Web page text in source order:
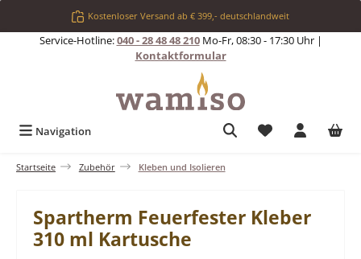
Zum Hauptinhalt springenKostenloser Versand ab € 399,- deutschlandweit
Service-Hotline:040 - 28 48 48 210Mo-Fr, 08:30 - 17:30 Uhr |
Kontaktformular
Navigation Du hast 0
Startseite Zubehör Kleben und Isolieren
Spartherm Feuerfester Kleber
310 ml Kartusche